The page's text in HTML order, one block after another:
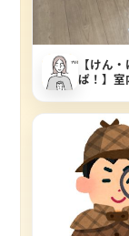
【けん
ぱ！】室